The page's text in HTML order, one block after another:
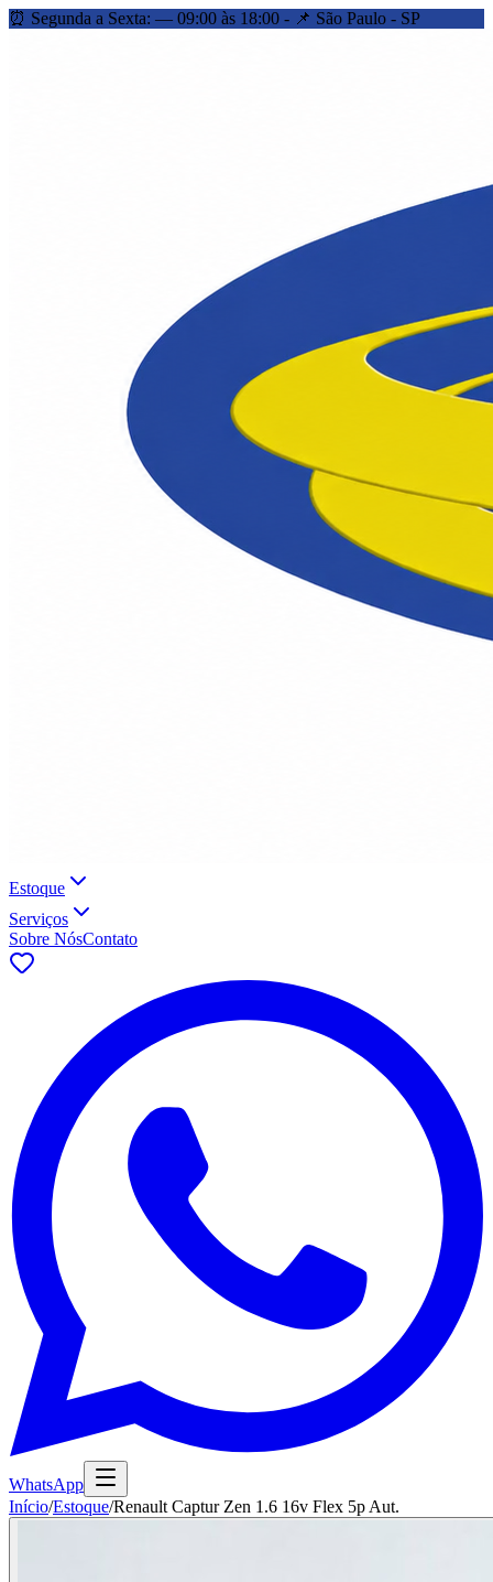
⏰ Segunda a Sexta: — 09:00 às 18:00 - 📌 São Paulo - SP
Estoque
Serviços
Sobre NósContato
WhatsApp
Início/Estoque/Renault Captur Zen 1.6 16v Flex 5p Aut.